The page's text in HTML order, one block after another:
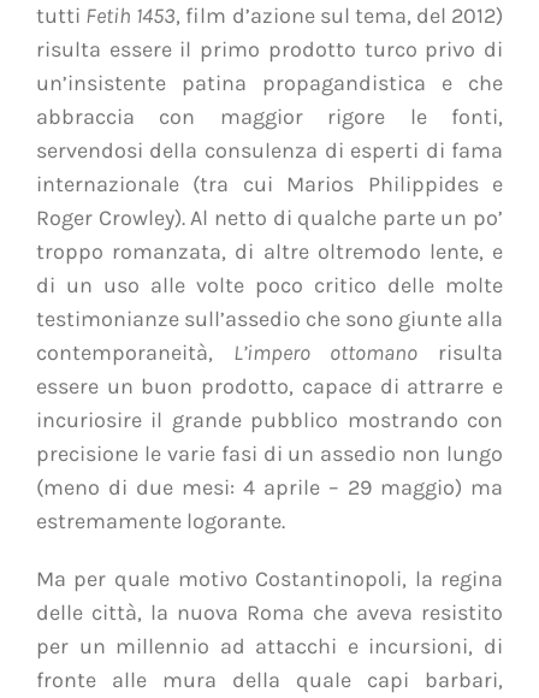
tutti Fetih 1453, film d’azione sul tema, del 2012)
risulta essere il primo prodotto turco privo di
un’insistente patina propagandistica e che
abbraccia con maggior rigore le fonti,
servendosi della consulenza di esperti di fama
internazionale (tra cui Marios Philippides e
Roger Crowley). Al netto di qualche parte un po’
troppo romanzata, di altre oltremodo lente, e
di un uso alle volte poco critico delle molte
testimonianze sull’assedio che sono giunte alla
contemporaneità, L’impero ottomano risulta
essere un buon prodotto, capace di attrarre e
incuriosire il grande pubblico mostrando con
precisione le varie fasi di un assedio non lungo
(meno di due mesi: 4 aprile – 29 maggio) ma
estremamente logorante.
Ma per quale motivo Costantinopoli, la regina
delle città, la nuova Roma che aveva resistito
per un millennio ad attacchi e incursioni, di
fronte alle mura della quale capi barbari,